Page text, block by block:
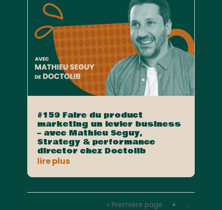
#159 Faire du product
marketing un levier business
– avec Mathieu Seguy,
Strategy & performance
director chez Doctolib
lire plus
« Première page «
…